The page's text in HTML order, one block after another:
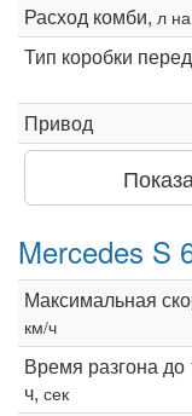
Расход комби, л
Тип коробки
Привод
Mercedes S
Максимальная
км/ч
Время разгона до
ч, сек